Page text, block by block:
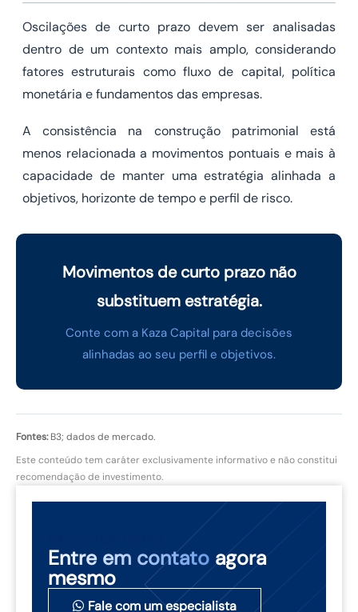
Oscilações de curto prazo devem ser analisadas
dentro de um contexto mais amplo, considerando
fatores estruturais como fluxo de capital, política
monetária e fundamentos das empresas.
A consistência na construção patrimonial está
menos relacionada a movimentos pontuais e mais à
capacidade de manter uma estratégia alinhada a
objetivos, horizonte de tempo e perfil de risco.
Movimentos de curto prazo não
substituem estratégia.
Conte com a Kaza Capital para decisões
alinhadas ao seu perfil e objetivos.
Fontes:B3; dados de mercado.
Este conteúdo tem caráter exclusivamente informativo e não constitui
recomendação de investimento.
Entre em contato agora
mesmo
Fale com um especialista